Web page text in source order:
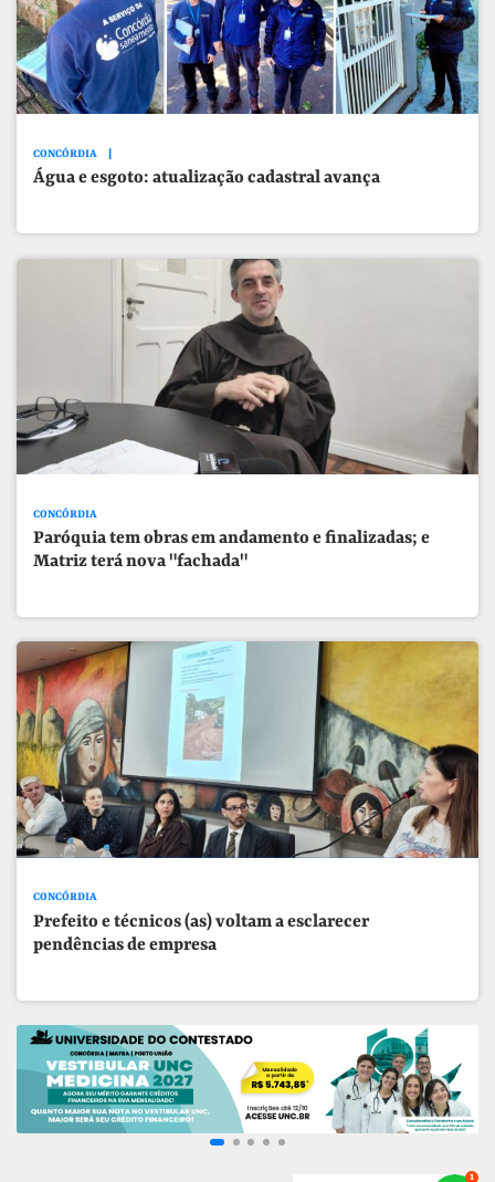
CONCÓRDIA
Água e esgoto: atualização cadastral avança
CONCÓRDIA
Paróquia tem obras em andamento e finalizadas; e
Matriz terá nova "fachada"
CONCÓRDIA
Prefeito e técnicos (as) voltam a esclarecer
pendências de empresa